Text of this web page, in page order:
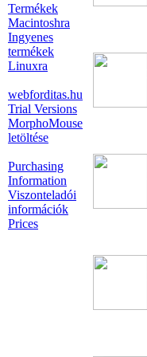
Termékek
Macintoshra
Ingyenes
termékek
Linuxra
webforditas.hu
Trial Versions
MorphoMouse
letöltése
Purchasing
Information
Viszonteladói
információk
Prices